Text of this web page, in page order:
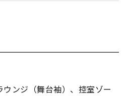
ンジ（舞台袖）、控室ゾー